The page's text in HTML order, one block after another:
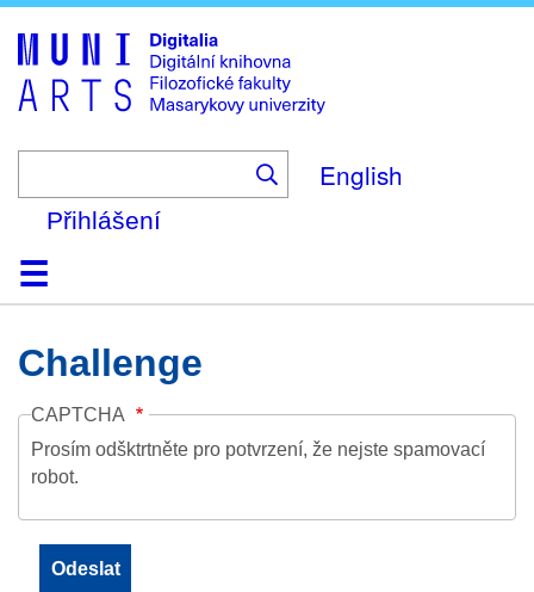
to
main
content
English
Přihlášení
DomůKolekce
Prohlížení
Vyhledávání
O platformě
Nápověda
KontaktDigitalia
Challenge
CAPTCHA
Prosím odšktrtněte pro potvrzení, že nejste spamovací
robot.